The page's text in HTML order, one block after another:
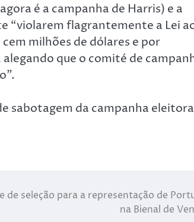
é a campanha de Harris) e a
“violarem flagrantemente a Lei
milhões de dólares e por
que o comité de
sabotagem da campanha
de seleção para a representação de
na Bienal de